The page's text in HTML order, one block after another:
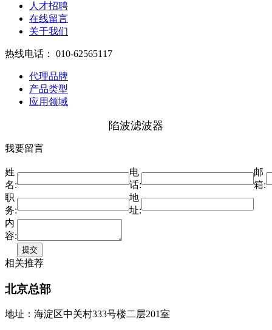
人才招聘
在线留言
关于我们
热线电话： 010-62565117
代理品牌
产品类型
应用领域
陷波滤波器
我要留言
姓
名:
电
话:
邮
箱:
职
务:
地
址:
内
容:
相关推荐
北京总部
地址：海淀区中关村333号楼二层201室